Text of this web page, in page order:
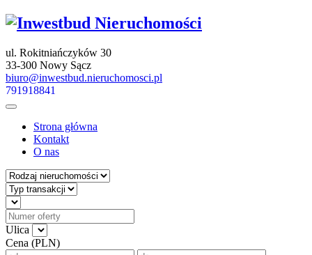
ul. Rokitniańczyków 30
33-300 Nowy Sącz
biuro@inwestbud.nieruchomosci.pl
791918841
Strona główna
Kontakt
O nas
Ulica
Cena (PLN)